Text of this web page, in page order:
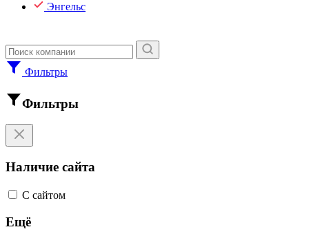
Энгельс
Фильтры
Фильтры
Наличие сайта
С сайтом
Ещё